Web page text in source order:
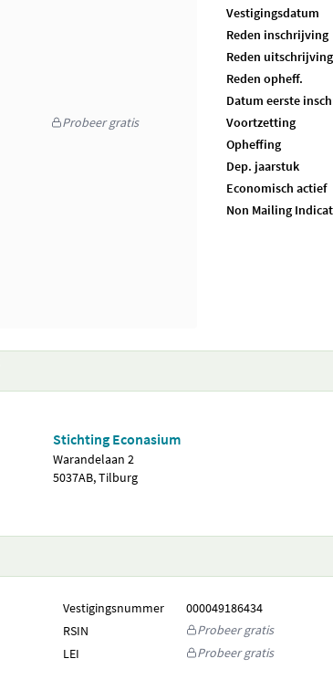
Probeer gratis
Vestigingsdatum
Reden inschrijving
Reden uitschrijving
Reden opheff.
Datum eerste
Voortzetting
Opheffing
Dep. jaarstuk
Economisch actief
Non Mailing
Stichting Econasium
Warandelaan 2
5037AB, Tilburg
Vestigingsnummer
000049186434
RSIN
Probeer gratis
LEI
Probeer gratis